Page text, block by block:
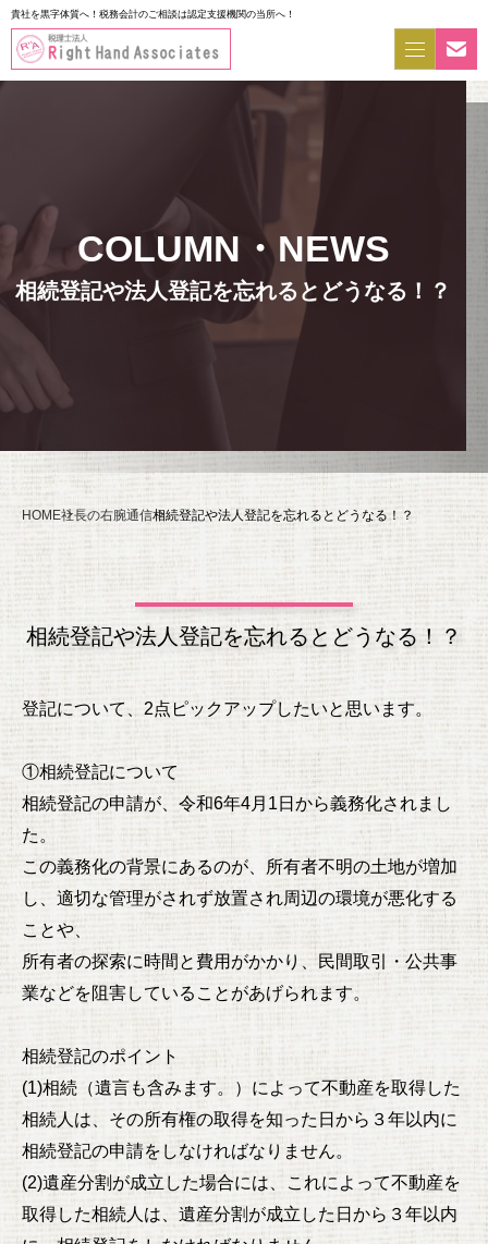
貴社を黒字体質へ！税務会計のご相談は認定支援機関の当所へ！
相続登記や法人登記を忘れるとどうなる！？
HOME社長の右腕通信相続登記や法人登記を忘れるとどうなる！？
相続登記や法人登記を忘れるとどうなる！？
登記について、2点ピックアップしたいと思います。
①相続登記について
相続登記の申請が、令和6年4月1日から義務化されまし
た。
この義務化の背景にあるのが、所有者不明の土地が増加
し、適切な管理がされず放置され周辺の環境が悪化する
ことや、
所有者の探索に時間と費用がかかり、民間取引・公共事
業などを阻害していることがあげられます。
相続登記のポイント
(1)相続（遺言も含みます。）によって不動産を取得した
相続人は、その所有権の取得を知った日から３年以内に
相続登記の申請をしなければなりません。
(2)遺産分割が成立した場合には、これによって不動産を
取得した相続人は、遺産分割が成立した日から３年以内